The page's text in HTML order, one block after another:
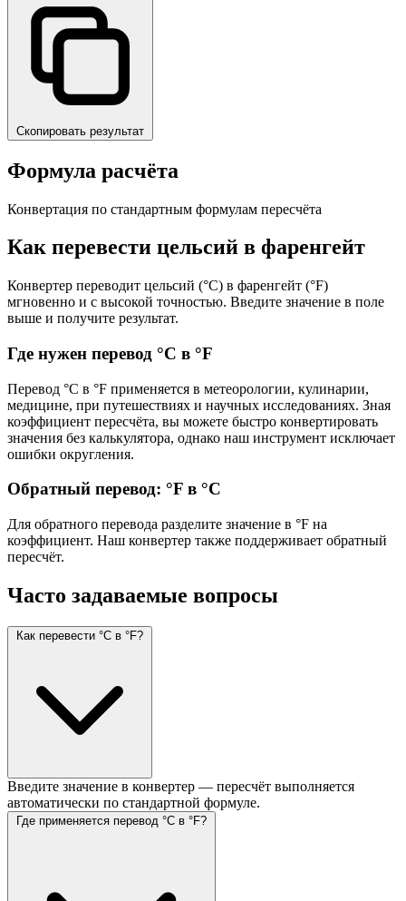
Скопировать результат
Формула расчёта
Конвертация по стандартным формулам пересчёта
Как перевести цельсий в фаренгейт
Конвертер переводит цельсий (°C) в фаренгейт (°F)
мгновенно и с высокой точностью. Введите значение в поле
выше и получите результат.
Где нужен перевод °C в °F
Перевод °C в °F применяется в метеорологии, кулинарии,
медицине, при путешествиях и научных исследованиях. Зная
коэффициент пересчёта, вы можете быстро конвертировать
значения без калькулятора, однако наш инструмент исключает
ошибки округления.
Обратный перевод: °F в °C
Для обратного перевода разделите значение в °F на
коэффициент. Наш конвертер также поддерживает обратный
пересчёт.
Часто задаваемые вопросы
Как перевести °C в °F?
Введите значение в конвертер — пересчёт выполняется
автоматически по стандартной формуле.
Где применяется перевод °C в °F?